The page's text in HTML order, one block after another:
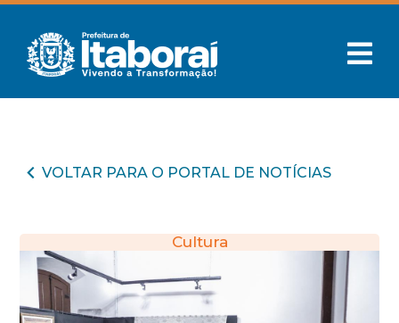
VOLTAR PARA O PORTAL DE NOTÍCIAS
Cultura